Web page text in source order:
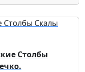
Столбы